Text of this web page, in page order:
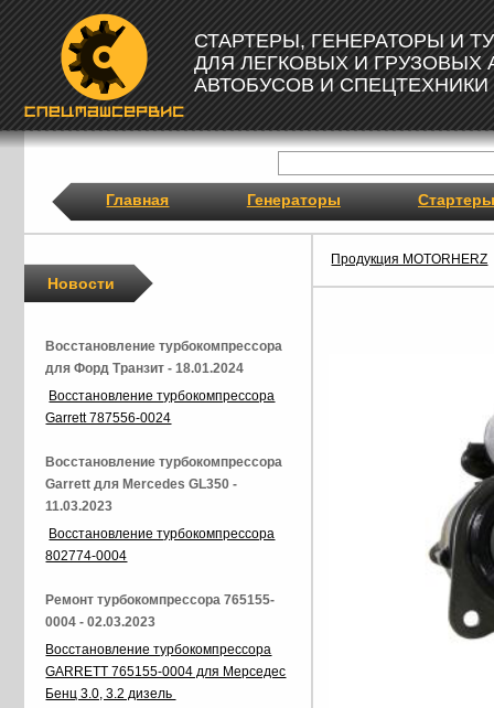
СТАРТЕРЫ, ГЕНЕРАТОРЫ И
ДЛЯ ЛЕГКОВЫХ И ГРУЗОВЫХ
АВТОБУСОВ И СПЕЦТЕХНИКИ
Главная Генераторы Стартеры
Продукция MOTORHERZ
Новости
Восстановление турбокомпрессора
для Форд Транзит - 18.01.2024
Восстановление турбокомпрессора
Garrett 787556-0024
Восстановление турбокомпрессора
Garrett для Mercedes GL350 -
11.03.2023
Восстановление турбокомпрессора
802774-0004
Ремонт турбокомпрессора 765155-
0004 - 02.03.2023
Восстановление турбокомпрессора
GARRETT 765155-0004 для Мерседес
Бенц 3.0, 3.2 дизель